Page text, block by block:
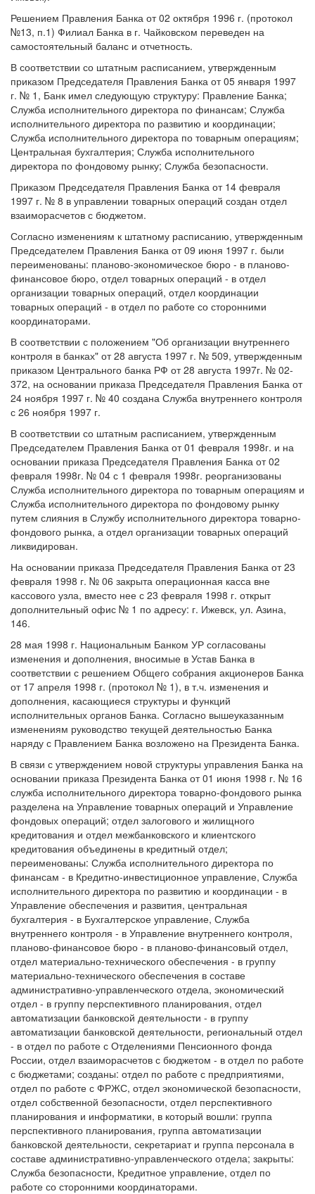
Решением Правления Банка от 02 октября 1996 г. (протокол
№13, п.1) Филиал Банка в г. Чайковском переведен на
самостоятельный баланс и отчетность.
В соответствии со штатным расписанием, утвержденным
приказом Председателя Правления Банка от 05 января 1997
г. № 1, Банк имел следующую структуру: Правление Банка;
Служба исполнительного директора по финансам; Служба
исполнительного директора по развитию и координации;
Служба исполнительного директора по товарным операциям;
Центральная бухгалтерия; Служба исполнительного
директора по фондовому рынку; Служба безопасности.
Приказом Председателя Правления Банка от 14 февраля
1997 г. № 8 в управлении товарных операций создан отдел
взаиморасчетов с бюджетом.
Согласно изменениям к штатному расписанию, утвержденным
Председателем Правления Банка от 09 июня 1997 г. были
переименованы: планово-экономическое бюро - в планово-
финансовое бюро, отдел товарных операций - в отдел
организации товарных операций, отдел координации
товарных операций - в отдел по работе со сторонними
координаторами.
В соответствии с положением "Об организации внутреннего
контроля в банках" от 28 августа 1997 г. № 509, утвержденным
приказом Центрального банка РФ от 28 августа 1997г. № 02-
372, на основании приказа Председателя Правления Банка от
24 ноября 1997 г. № 40 создана Служба внутреннего контроля
с 26 ноября 1997 г.
В соответствии со штатным расписанием, утвержденным
Председателем Правления Банка от 01 февраля 1998г. и на
основании приказа Председателя Правления Банка от 02
февраля 1998г. № 04 с 1 февраля 1998г. реорганизованы
Служба исполнительного директора по товарным операциям и
Служба исполнительного директора по фондовому рынку
путем слияния в Службу исполнительного директора товарно-
фондового рынка, а отдел организации товарных операций
ликвидирован.
На основании приказа Председателя Правления Банка от 23
февраля 1998 г. № 06 закрыта операционная касса вне
кассового узла, вместо нее с 23 февраля 1998 г. открыт
дополнительный офис № 1 по адресу: г. Ижевск, ул. Азина,
146.
28 мая 1998 г. Национальным Банком УР согласованы
изменения и дополнения, вносимые в Устав Банка в
соответствии с решением Общего собрания акционеров Банка
от 17 апреля 1998 г. (протокол № 1), в т.ч. изменения и
дополнения, касающиеся структуры и функций
исполнительных органов Банка. Согласно вышеуказанным
изменениям руководство текущей деятельностью Банка
наряду с Правлением Банка возложено на Президента Банка.
В связи с утверждением новой структуры управления Банка на
основании приказа Президента Банка от 01 июня 1998 г. № 16
служба исполнительного директора товарно-фондового рынка
разделена на Управление товарных операций и Управление
фондовых операций; отдел залогового и жилищного
кредитования и отдел межбанковского и клиентского
кредитования объединены в кредитный отдел;
переименованы: Служба исполнительного директора по
финансам - в Кредитно-инвестиционное управление, Служба
исполнительного директора по развитию и координации - в
Управление обеспечения и развития, центральная
бухгалтерия - в Бухгалтерское управление, Служба
внутреннего контроля - в Управление внутреннего контроля,
планово-финансовое бюро - в планово-финансовый отдел,
отдел материально-технического обеспечения - в группу
материально-технического обеспечения в составе
административно-управленческого отдела, экономический
отдел - в группу перспективного планирования, отдел
автоматизации банковской деятельности - в группу
автоматизации банковской деятельности, региональный отдел
- в отдел по работе с Отделениями Пенсионного фонда
России, отдел взаиморасчетов с бюджетом - в отдел по работе
с бюджетами; созданы: отдел по работе с предприятиями,
отдел по работе с ФРЖС, отдел экономической безопасности,
отдел собственной безопасности, отдел перспективного
планирования и информатики, в который вошли: группа
перспективного планирования, группа автоматизации
банковской деятельности, секретариат и группа персонала в
составе административно-управленческого отдела; закрыты:
Служба безопасности, Кредитное управление, отдел по
работе со сторонними координаторами.